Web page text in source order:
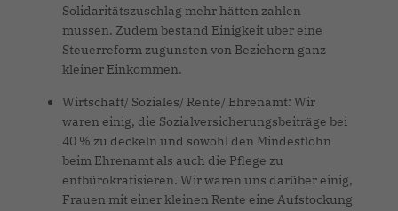
Solidaritätszuschlag mehr hätten zahlen
müssen. Zudem bestand Einigkeit über eine
Steuerreform zugunsten von Beziehern ganz
kleiner Einkommen.
Wirtschaft/ Soziales/ Rente/ Ehrenamt: Wir
waren einig, die Sozialversicherungsbeiträge bei
40 % zu deckeln und sowohl den Mindestlohn
beim Ehrenamt als auch die Pflege zu
entbürokratisieren. Wir waren uns darüber einig,
Frauen mit einer kleinen Rente eine Aufstockung